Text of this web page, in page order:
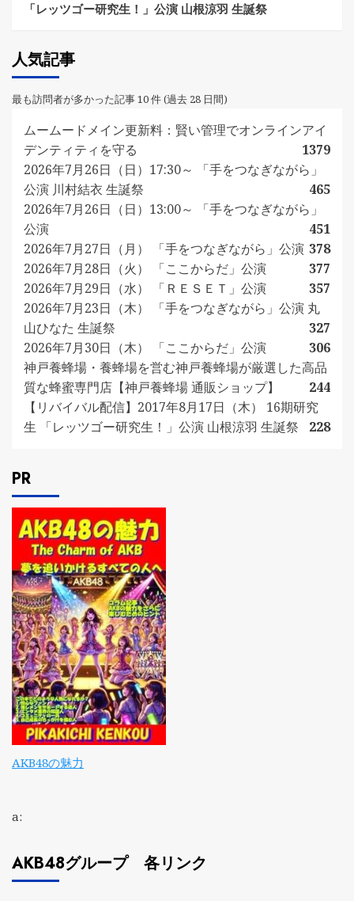
「レッツゴー研究生！」公演 山根涼羽 生誕祭
人気記事
最も訪問者が多かった記事 10 件 (過去 28 日間)
ムームードメイン更新料：賢い管理でオンラインアイ
デンティティを守る
1379
2026年7月26日（日）17:30～ 「手をつなぎながら」
公演 川村結衣 生誕祭
465
2026年7月26日（日）13:00～ 「手をつなぎながら」
公演
451
2026年7月27日（月） 「手をつなぎながら」公演 378
2026年7月28日（火） 「ここからだ」公演
377
2026年7月29日（水） 「ＲＥＳＥＴ」公演
357
2026年7月23日（木） 「手をつなぎながら」公演 丸
山ひなた 生誕祭
327
2026年7月30日（木） 「ここからだ」公演
306
神戸養蜂場・養蜂場を営む神戸養蜂場が厳選した高品
質な蜂蜜専門店【神戸養蜂場 通販ショップ】
244
【リバイバル配信】2017年8月17日（木） 16期研究
生 「レッツゴー研究生！」公演 山根涼羽 生誕祭
228
PR
AKB48の魅力
a:
AKB48グループ 各リンク